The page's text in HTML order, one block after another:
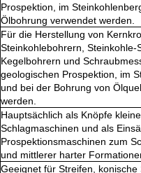
Prospektion, im
Ölbohrung verwendet werden.
Für die Herstellung von
Steinkohlebohrern, Steinkohle-
Kegelbohrern und
geologischen Prospektion, im
und bei der Bohrung von
werden.
Hauptsächlich als Knöpfe
Schlagmaschinen und als
Prospektionsmaschinen zum
und mittlerer harter
Geeignet für Streifen, konische